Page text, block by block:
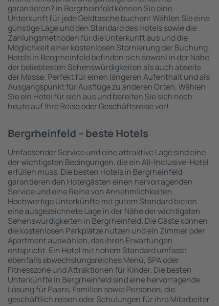
garantieren? in Bergrheinfeld können Sie eine
Unterkunft für jede Geldtasche buchen! Wählen Sie eine
günstige Lage und den Standard des Hotels sowie die
Zahlungsmethoden für die Unterkunft aus und die
Möglichkeit einer kostenlosen Stornierung der Buchung.
Hotels in Bergrheinfeld befinden sich sowohl in der Nähe
der beliebtesten Sehenswürdigkeiten als auch abseits
der Masse. Perfekt für einen längeren Aufenthalt und als
Ausgangspunkt für Ausflüge zu anderen Orten. Wählen
Sie ein Hotel für sich aus und bereiten Sie sich noch
heute auf Ihre Reise oder Geschäftsreise vor!
Bergrheinfeld – beste Hotels
Umfassender Service und eine attraktive Lage sind eine
der wichtigsten Bedingungen, die ein All-Inclusive-Hotel
erfüllen muss. Die besten Hotels in Bergrheinfeld
garantieren den Hotelgästen einen hervorragenden
Service und eine Reihe von Annehmlichkeiten.
Hochwertige Unterkünfte mit gutem Standard bieten
eine ausgezeichnete Lage in der Nähe der wichtigsten
Sehenswürdigkeiten in Bergrheinfeld. Die Gäste können
die kostenlosen Parkplätze nutzen und ein Zimmer oder
Apartment auswählen, das ihren Erwartungen
entspricht. Ein Hotel mit hohem Standard umfasst
ebenfalls abwechslungsreiches Menü, SPA oder
Fitnesszone und Attraktionen für Kinder. Die besten
Unterkünfte in Bergrheinfeld sind eine hervorragende
Lösung für Paare, Familien sowie Personen, die
geschäftlich reisen oder Schulungen für ihre Mitarbeiter